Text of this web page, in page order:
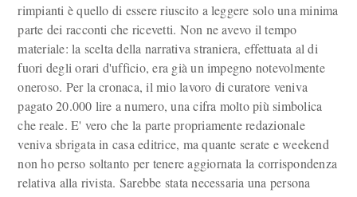
rimpianti è quello di essere riuscito a leggere solo una minima
parte dei racconti che ricevetti. Non ne avevo il tempo
materiale: la scelta della narrativa straniera, effettuata al di
fuori degli orari d'ufficio, era già un impegno notevolmente
oneroso. Per la cronaca, il mio lavoro di curatore veniva
pagato 20.000 lire a numero, una cifra molto più simbolica
che reale. E' vero che la parte propriamente redazionale
veniva sbrigata in casa editrice, ma quante serate e weekend
non ho perso soltanto per tenere aggiornata la corrispondenza
relativa alla rivista. Sarebbe stata necessaria una persona